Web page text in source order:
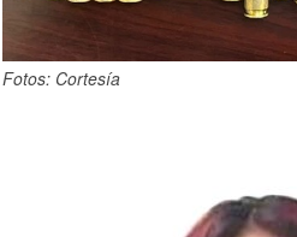
Fotos: Cortesía